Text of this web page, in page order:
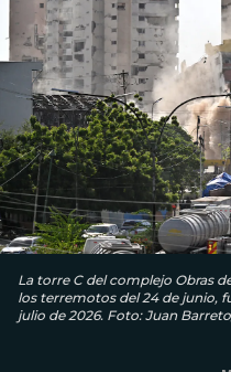
La torre C del complejo Obras
los terremotos del 24 de junio,
julio de 2026. Foto: Juan